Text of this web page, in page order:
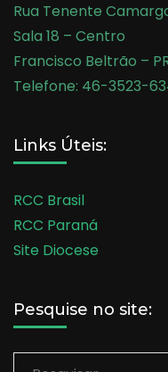
Rua Tenente
Sala 18 – Centro
Francisco Beltrão –
Telefone: 46-3523-
Links Úteis:
RCC Brasil
RCC Paraná
Site Diocese
Pesquise no site: